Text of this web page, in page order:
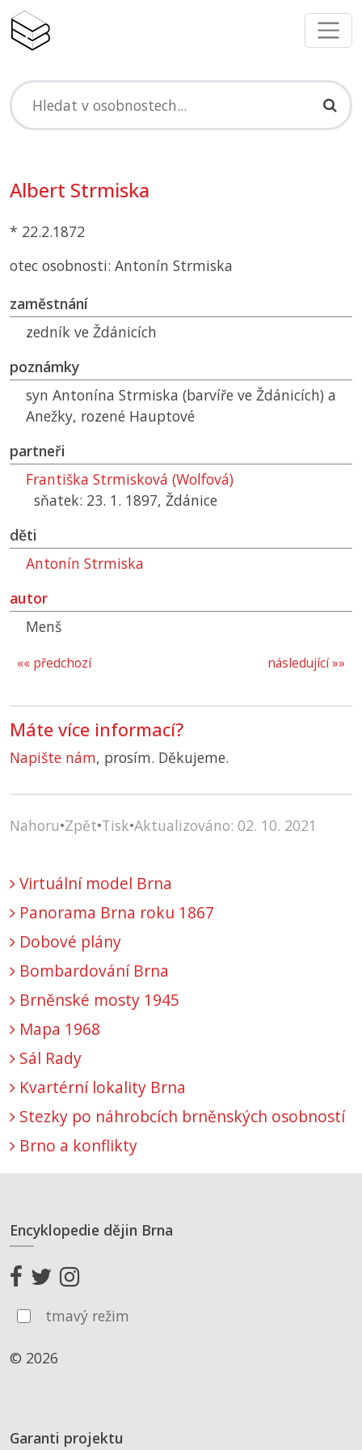
Albert Strmiska
* 22.2.1872
otec osobnosti: Antonín Strmiska
zaměstnání
zedník ve Ždánicích
poznámky
syn Antonína Strmiska (barvíře ve Ždánicích) a
Anežky, rozené Hauptové
partneři
Františka Strmisková (Wolfová)
sňatek: 23. 1. 1897, Ždánice
děti
Antonín Strmiska
autor
Menš
následující »»
«« předchozí
Máte více informací?
Napište nám, prosím. Děkujeme.
Nahoru•Zpět•Tisk•Aktualizováno: 02. 10. 2021
Virtuální model Brna
Panorama Brna roku 1867
Dobové plány
Bombardování Brna
Brněnské mosty 1945
Mapa 1968
Sál Rady
Kvartérní lokality Brna
Stezky po náhrobcích brněnských osobností
Brno a konflikty
Encyklopedie dějin Brna
tmavý režim
© 2026
Garanti projektu